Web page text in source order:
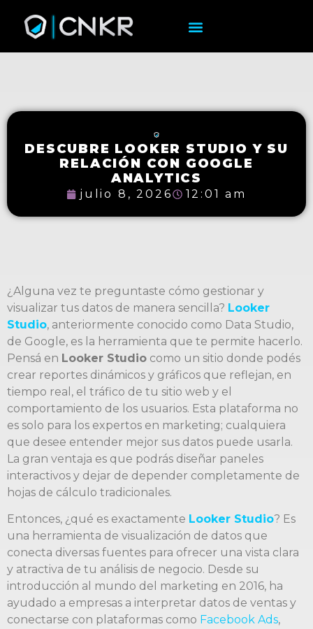
DESCUBRE LOOKER STUDIO Y SU
RELACIÓN CON GOOGLE
ANALYTICS
julio 8, 2026 12:01 am
¿Alguna vez te preguntaste cómo gestionar y
visualizar tus datos de manera sencilla? Looker
Studio, anteriormente conocido como Data Studio,
de Google, es la herramienta que te permite hacerlo.
Pensá en Looker Studio como un sitio donde podés
crear reportes dinámicos y gráficos que reflejan, en
tiempo real, el tráfico de tu sitio web y el
comportamiento de los usuarios. Esta plataforma no
es solo para los expertos en marketing; cualquiera
que desee entender mejor sus datos puede usarla.
La gran ventaja es que podrás diseñar paneles
interactivos y dejar de depender completamente de
hojas de cálculo tradicionales.
Entonces, ¿qué es exactamente Looker Studio? Es
una herramienta de visualización de datos que
conecta diversas fuentes para ofrecer una vista clara
y atractiva de tu análisis de negocio. Desde su
introducción al mundo del marketing en 2016, ha
ayudado a empresas a interpretar datos de ventas y
conectarse con plataformas como Facebook Ads,